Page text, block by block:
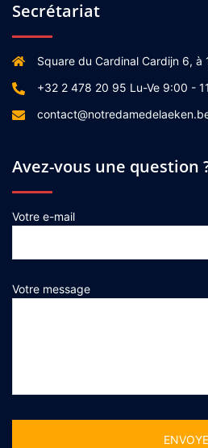
Secrétariat
Square du Cardinal Cardijn 6, à
+32 2 478 20 95 Lu-Ve 9:00 -
Avez-vous une question
Votre e-mail
Votre message